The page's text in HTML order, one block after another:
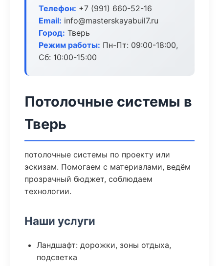
Телефон: +7 (991) 660-52-16
Email: info@masterskayabuil7.ru
Город: Тверь
Режим работы: Пн-Пт: 09:00-18:00,
Сб: 10:00-15:00
Потолочные системы в
Тверь
потолочные системы по проекту или
эскизам. Помогаем с материалами, ведём
прозрачный бюджет, соблюдаем
технологии.
Наши услуги
Ландшафт: дорожки, зоны отдыха,
подсветка